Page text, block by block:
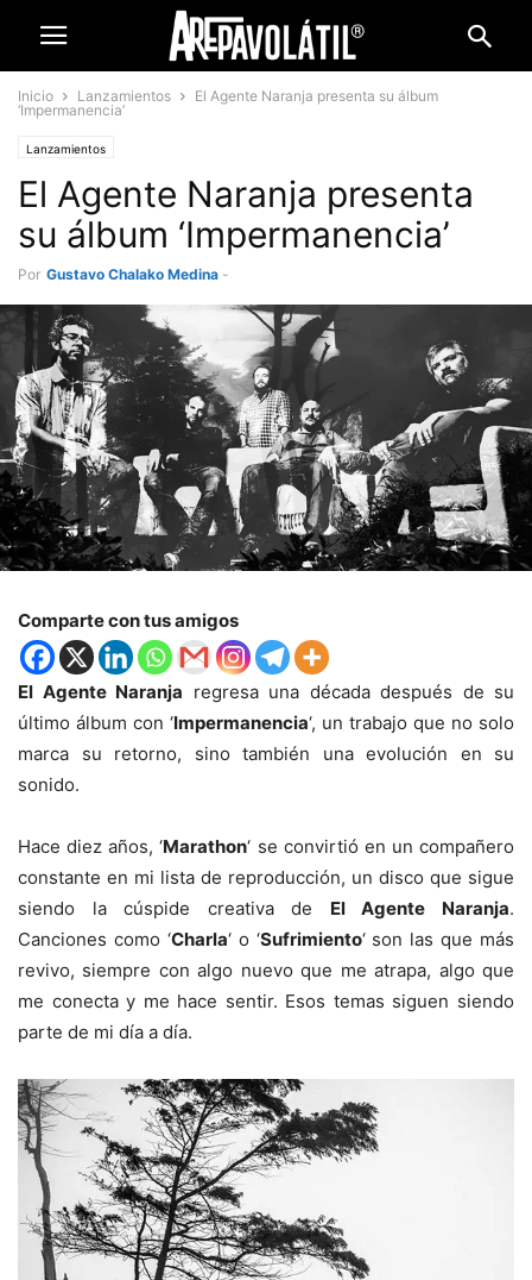
Inicio Lanzamientos
El Agente Naranja presenta su álbum
‘Impermanencia’
Lanzamientos
El Agente Naranja presenta
su álbum ‘Impermanencia’
Por Gustavo Chalako Medina -
Comparte con tus amigos
El Agente Naranja regresa una década después de su
último álbum con ‘Impermanencia‘, un trabajo que no solo
marca su retorno, sino también una evolución en su
sonido.
Hace diez años, ‘Marathon‘ se convirtió en un compañero
constante en mi lista de reproducción, un disco que sigue
siendo la cúspide creativa de El Agente Naranja.
Canciones como ‘Charla‘ o ‘Sufrimiento‘ son las que más
revivo, siempre con algo nuevo que me atrapa, algo que
me conecta y me hace sentir. Esos temas siguen siendo
parte de mi día a día.